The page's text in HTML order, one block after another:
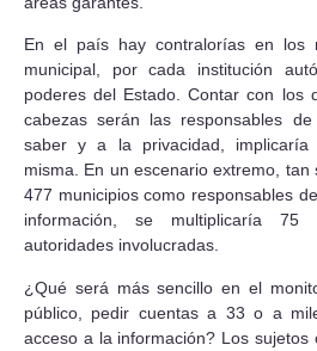
En el país hay contralorías en los
municipal, por cada institución
poderes del Estado. Contar con los
cabezas serán las responsables
saber y a la privacidad,
misma. En un escenario extremo,
477 municipios como responsables
información, se multiplicaría
autoridades involucradas.
¿Qué será más sencillo en el
público, pedir cuentas a 33 o a
acceso a la información? Los sujetos